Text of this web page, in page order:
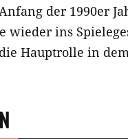
der 1990er
wieder ins
Hauptrolle in